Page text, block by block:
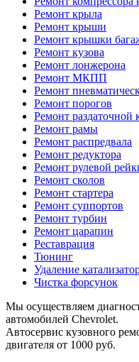
Ремонт крыла
Ремонт крыши
Ремонт крышки
Ремонт кузова
Ремонт лонжерона
Ремонт МКПП
Ремонт
Ремонт порогов
Ремонт раздаточной
Ремонт рамы
Ремонт распредвала
Ремонт редуктора
Ремонт рулевой
Ремонт сколов
Ремонт стартера
Ремонт суппортов
Ремонт турбин
Ремонт царапин
Реставрация
Тюнинг
Удаление
Чистка форсунок
Мы осуществляем
автомобилей Chevrolet.
Автосервис кузовного
двигателя от 1000 руб.